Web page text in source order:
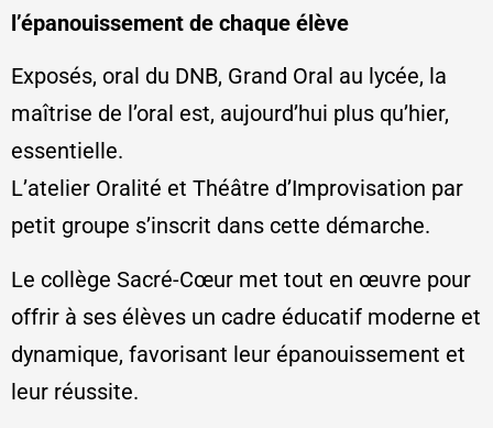
l’épanouissement de chaque élève
Exposés, oral du DNB, Grand Oral au lycée, la
maîtrise de l’oral est, aujourd’hui plus qu’hier,
essentielle.
L’atelier Oralité et Théâtre d’Improvisation par
petit groupe s’inscrit dans cette démarche.
Le collège Sacré-Cœur met tout en œuvre pour
offrir à ses élèves un cadre éducatif moderne et
dynamique, favorisant leur épanouissement et
leur réussite.